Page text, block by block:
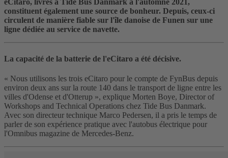
eCitaro, livrés à Tide Bus Danmark à l'automne 2021,
constituent également une source de bonheur. Depuis, ceux-ci
circulent de manière fiable sur l'île danoise de Funen sur une
ligne dédiée au service de navette.
La capacité de la batterie de l'eCitaro a été décisive.
« Nous utilisons les trois eCitaro pour le compte de FynBus depuis
environ deux ans sur la route 140 dans le transport de ligne entre les
villes d'Odense et d'Otterup », explique Morten Boye, Director of
Workshops and Technical Operations chez Tide Bus Danmark.
Avec son directeur technique Marco Pedersen, il a pris le temps de
parler de son expérience pratique avec l'autobus électrique pour
l'Omnibus magazine de Mercedes-Benz.